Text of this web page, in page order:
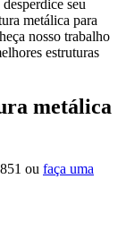
seu
metálica para
nosso trabalho
estruturas
metálica
ou faça uma